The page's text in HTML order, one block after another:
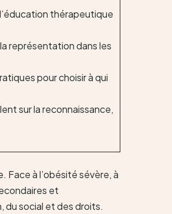
thérapeutique
représentation dans les
pour choisir à qui
sur la reconnaissance,
Face à l’obésité sévère, à
et
du social et des droits.